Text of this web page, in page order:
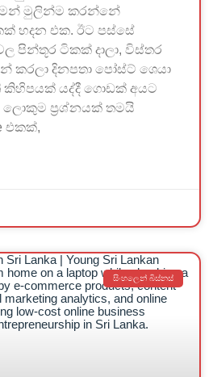
මුලින්ම කරන්නේ
හදන එක. ඊට පස්සේ
පින්තූර ටිකක් දාලා, විස්තර
කරලා දිනපතා පෝස්ට් ශෙයා
කිහිපයක් යද්දී ගොඩක් අයට
ප්‍රශ්නයක් තමයි
එකක්,
සිංහලෙන් බිස්නස්